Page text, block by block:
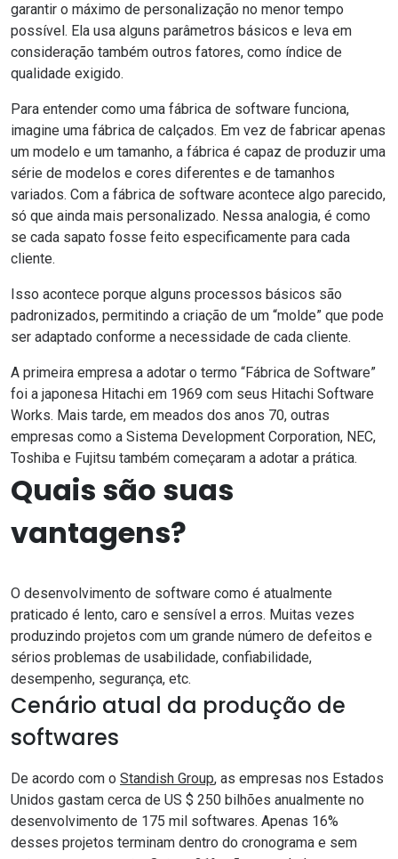
garantir o máximo de personalização no menor tempo
possível. Ela usa alguns parâmetros básicos e leva em
consideração também outros fatores, como índice de
qualidade exigido.
Para entender como uma fábrica de software funciona,
imagine uma fábrica de calçados. Em vez de fabricar apenas
um modelo e um tamanho, a fábrica é capaz de produzir uma
série de modelos e cores diferentes e de tamanhos
variados. Com a fábrica de software acontece algo parecido,
só que ainda mais personalizado. Nessa analogia, é como
se cada sapato fosse feito especificamente para cada
cliente.
Isso acontece porque alguns processos básicos são
padronizados, permitindo a criação de um “molde” que pode
ser adaptado conforme a necessidade de cada cliente.
A primeira empresa a adotar o termo “Fábrica de Software”
foi a japonesa Hitachi em 1969 com seus Hitachi Software
Works. Mais tarde, em meados dos anos 70, outras
empresas como a Sistema Development Corporation, NEC,
Toshiba e Fujitsu também começaram a adotar a prática.
Quais são suas
vantagens?
O desenvolvimento de software como é atualmente
praticado é lento, caro e sensível a erros. Muitas vezes
produzindo projetos com um grande número de defeitos e
sérios problemas de usabilidade, confiabilidade,
desempenho, segurança, etc.
Cenário atual da produção de
softwares
De acordo com o Standish Group, as empresas nos Estados
Unidos gastam cerca de US $ 250 bilhões anualmente no
desenvolvimento de 175 mil softwares. Apenas 16%
desses projetos terminam dentro do cronograma e sem